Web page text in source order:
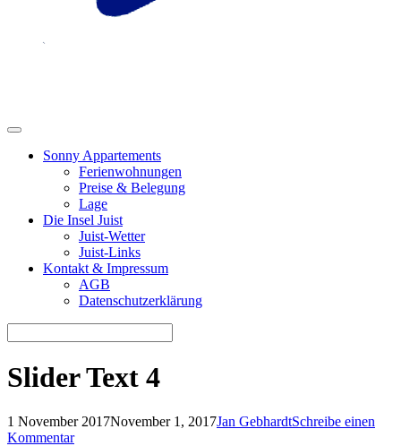
Sonny Appartements
Ferienwohnungen
Preise & Belegung
Lage
Die Insel Juist
Juist-Wetter
Juist-Links
Kontakt & Impressum
AGB
Datenschutzerklärung
Slider Text 4
1 November 2017November 1, 2017Jan GebhardtSchreibe einen
Kommentar